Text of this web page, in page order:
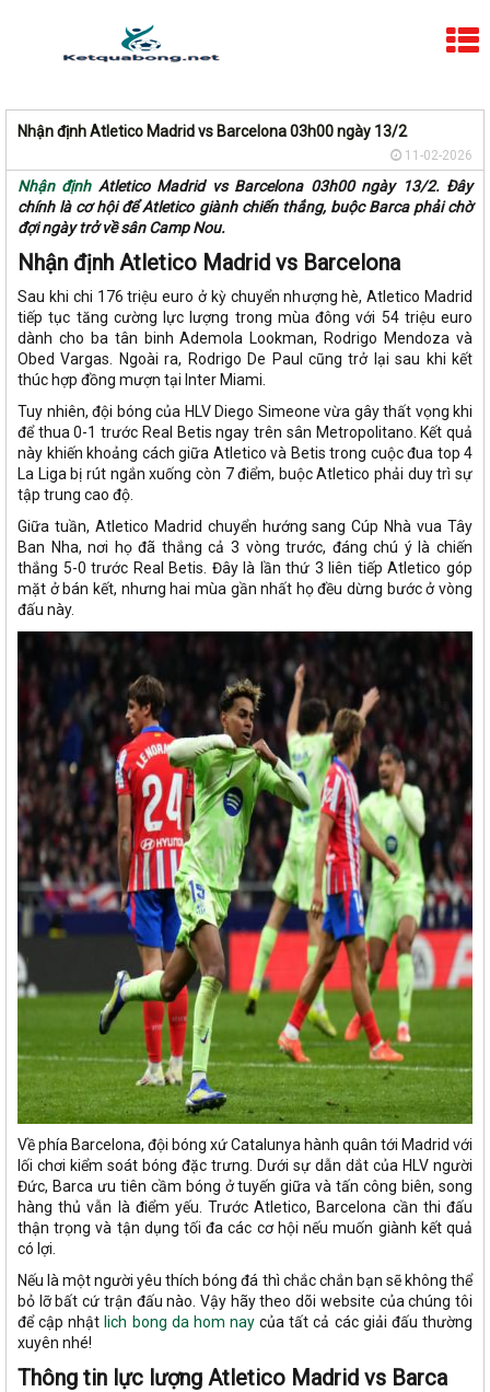
Nhận định Atletico Madrid vs Barcelona 03h00 ngày 13/2
11-02-2026
Nhận địnhAtletico Madrid vs Barcelona 03h00 ngày 13/2. Đây
chính là cơ hội để Atletico giành chiến thắng, buộc Barca phải chờ
đợi ngày trở về sân Camp Nou.
Nhận định Atletico Madrid vs Barcelona
Sau khi chi 176 triệu euro ở kỳ chuyển nhượng hè, Atletico Madrid
tiếp tục tăng cường lực lượng trong mùa đông với 54 triệu euro
dành cho ba tân binh Ademola Lookman, Rodrigo Mendoza và
Obed Vargas. Ngoài ra, Rodrigo De Paul cũng trở lại sau khi kết
thúc hợp đồng mượn tại Inter Miami.
Tuy nhiên, đội bóng của HLV Diego Simeone vừa gây thất vọng khi
để thua 0-1 trước Real Betis ngay trên sân Metropolitano. Kết quả
này khiến khoảng cách giữa Atletico và Betis trong cuộc đua top 4
La Liga bị rút ngắn xuống còn 7 điểm, buộc Atletico phải duy trì sự
tập trung cao độ.
Giữa tuần, Atletico Madrid chuyển hướng sang Cúp Nhà vua Tây
Ban Nha, nơi họ đã thắng cả 3 vòng trước, đáng chú ý là chiến
thắng 5-0 trước Real Betis. Đây là lần thứ 3 liên tiếp Atletico góp
mặt ở bán kết, nhưng hai mùa gần nhất họ đều dừng bước ở vòng
đấu này.
Về phía Barcelona, đội bóng xứ Catalunya hành quân tới Madrid với
lối chơi kiểm soát bóng đặc trưng. Dưới sự dẫn dắt của HLV người
Đức, Barca ưu tiên cầm bóng ở tuyến giữa và tấn công biên, song
hàng thủ vẫn là điểm yếu. Trước Atletico, Barcelona cần thi đấu
thận trọng và tận dụng tối đa các cơ hội nếu muốn giành kết quả
có lợi.
Nếu là một người yêu thích bóng đá thì chắc chắn bạn sẽ không thể
bỏ lỡ bất cứ trận đấu nào. Vậy hãy theo dõi website của chúng tôi
để cập nhật lich bong da hom nay của tất cả các giải đấu thường
xuyên nhé!
Thông tin lực lượng Atletico Madrid vs Barca